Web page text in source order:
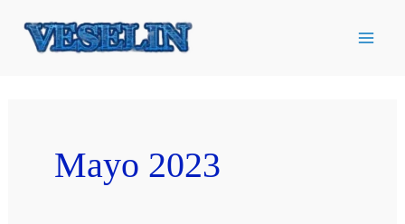
Mayo 2023